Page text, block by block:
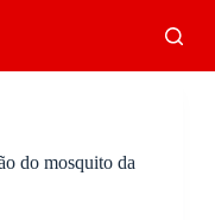
do mosquito da